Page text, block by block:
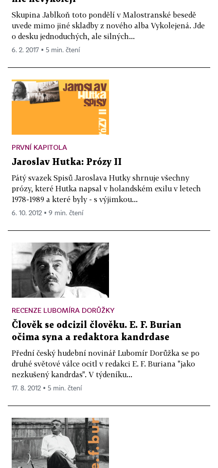
Skupina Jablkoň toto pondělí v Malostranské besedě
uvede mimo jiné skladby z nového alba Vykolejená. Jde
o desku jednoduchých, ale silných...
6. 2. 2017 ▪ 5 min. čtení
PRVNÍ KAPITOLA
Jaroslav Hutka: Prózy II
Pátý svazek Spisů Jaroslava Hutky shrnuje všechny
prózy, které Hutka napsal v holandském exilu v letech
1978-1989 a které byly - s výjimkou...
6. 10. 2012 ▪ 9 min. čtení
RECENZE LUBOMÍRA DORŮŽKY
Člověk se odcizil člověku. E. F. Burian
očima syna a redaktora kandrdase
Přední český hudební novinář Lubomír Dorůžka se po
druhé světové válce ocitl v redakci E. F. Buriana "jako
nezkušený kandrdas". V týdeníku...
17. 8. 2012 ▪ 5 min. čtení